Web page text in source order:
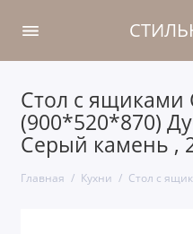
Стол с ящиками
(900*520*870)
Серый камень ,
Главная Кухни Стол с